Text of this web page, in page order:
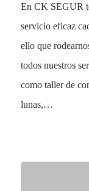
En CK SEGUR
servicio eficaz
ello que
todos nuestros
como taller de
lunas,…